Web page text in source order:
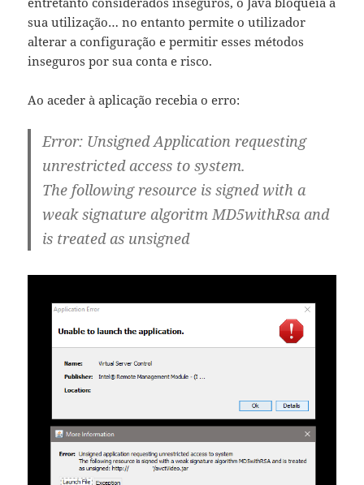
sua utilização… no entanto permite o utilizador
alterar a configuração e permitir esses métodos
inseguros por sua conta e risco.
Ao aceder à aplicação recebia o erro:
Error: Unsigned Application requesting
unrestricted access to system.
The following resource is signed with a
weak signature algoritm MD5withRsa and
is treated as unsigned